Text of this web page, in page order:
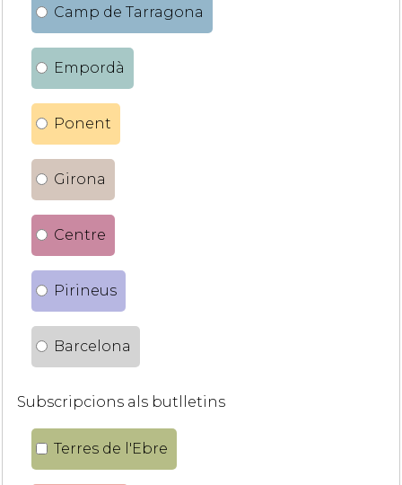
Camp de Tarragona
Empordà
Ponent
Girona
Centre
Pirineus
Barcelona
Subscripcions als butlletins
Terres de l'Ebre